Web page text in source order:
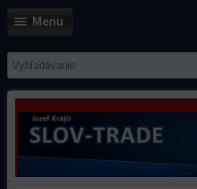
Menu